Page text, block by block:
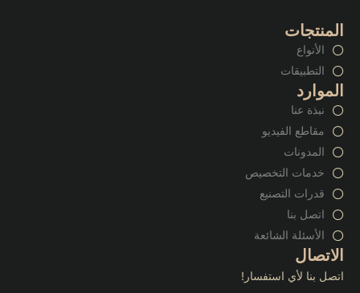
المنتجات
الأنواع
التطبيقات
الموارد
نبذة عنا
مقاطع الفيديو
المدونات
خدمات التخصيص
قدرات التصنيع
اتصل بنا
الأسئلة الشائعة
الاتصال
اتصل بنا لأي استفسار!